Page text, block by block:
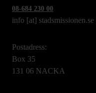
08-684 230 00
info [at] stadsmissionen.se
Postadress:
Box 35
131 06 NACKA